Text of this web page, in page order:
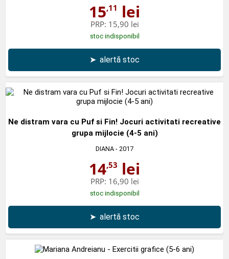
15,11 lei
PRP: 15,90 lei
stoc indisponibil
➤ alertă stoc
Ne distram vara cu Puf si Fin! Jocuri activitati recreative
grupa mijlocie (4-5 ani)
DIANA - 2017
14,53 lei
PRP: 16,90 lei
stoc indisponibil
➤ alertă stoc